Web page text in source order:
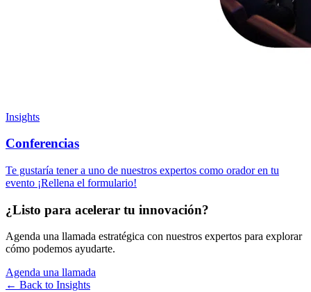
Insights
Conferencias
Te gustaría tener a uno de nuestros expertos como orador en tu
evento ¡Rellena el formulario!
¿Listo para acelerar tu innovación?
Agenda una llamada estratégica con nuestros expertos para explorar
cómo podemos ayudarte.
Agenda una llamada
← Back to Insights